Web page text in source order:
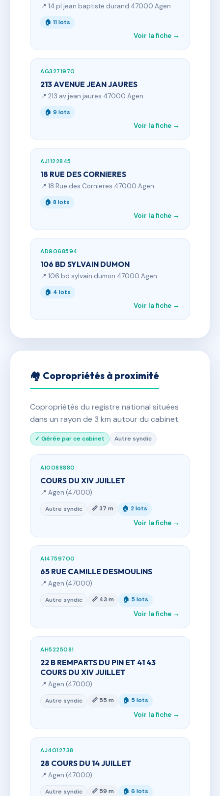
📍 14 pl jean baptiste durand 47000 Agen
🏠 11 lots
Voir la fiche →
AG3271970
213 AVENUE JEAN JAURES
📍 213 av jean jaures 47000 Agen
🏠 9 lots
Voir la fiche →
AJ1122845
18 RUE DES CORNIERES
📍 18 Rue des Cornieres 47000 Agen
🏠 8 lots
Voir la fiche →
AD9068594
106 BD SYLVAIN DUMON
📍 106 bd sylvain dumon 47000 Agen
🏠 4 lots
Voir la fiche →
🏘 Copropriétés à proximité
Copropriétés du registre national situées
dans un rayon de 3 km autour du cabinet.
✓ Gérée par ce cabinet Autre syndic
AI0088880
COURS DU XIV JUILLET
📍 Agen (47000)
Autre syndic 📏 37 m 🏠 2 lots
Voir la fiche →
AI4759700
65 RUE CAMILLE DESMOULINS
📍 Agen (47000)
Autre syndic 📏 43 m 🏠 5 lots
Voir la fiche →
AH5225081
22 B REMPARTS DU PIN ET 41 43
COURS DU XIV JUILLET
📍 Agen (47000)
Autre syndic 📏 55 m 🏠 5 lots
Voir la fiche →
AJ4012738
28 COURS DU 14 JUILLET
📍 Agen (47000)
Autre syndic 📏 59 m 🏠 6 lots